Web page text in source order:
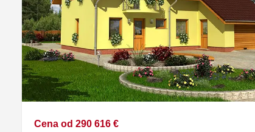
Cena od 290 616 €